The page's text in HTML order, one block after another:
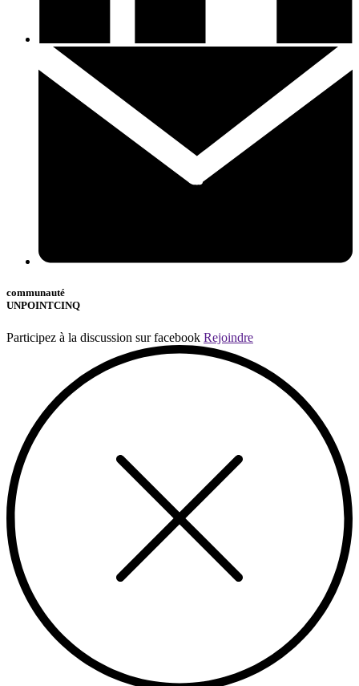
communauté
UNPOINTCINQ
Participez à la discussion sur facebook Rejoindre